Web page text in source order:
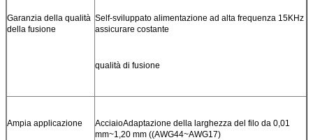
Garanzia della qualità
della fusione
Self-sviluppato alimentazione ad alta frequenza 15KHz
assicurare costante
qualità di fusione
Ampia applicazione AcciaioAdaptazione della larghezza del filo da 0,01
mm~1,20 mm ((AWG44~AWG17)